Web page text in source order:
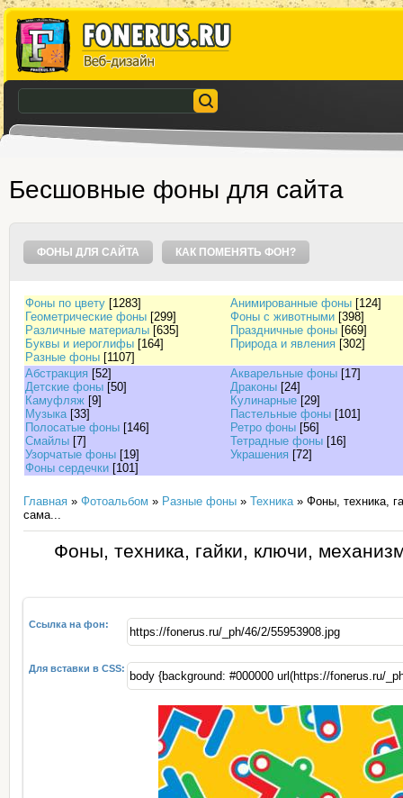
Бесшовные фоны для сайта
ФОНЫ ДЛЯ САЙТА КАК ПОМЕНЯТЬ ФОН?
Фоны по цвету [1283] Анимированные фоны [124]
Геометрические фоны [299] Фоны с животными [398]
Различные материалы [635] Праздничные фоны [669]
Буквы и иероглифы [164] Природа и явления [302]
Разные фоны [1107]
Абстракция [52] Акварельные фоны [17]
Детские фоны [50] Драконы [24]
Камуфляж [9] Кулинарные [29]
Музыка [33] Пастельные фоны [101]
Полосатые фоны [146] Ретро фоны [56]
Смайлы [7] Тетрадные фоны [16]
Узорчатые фоны [19] Украшения [72]
Фоны сердечки [101]
Главная » Фотоальбом » Разные фоны » Техника» Фоны, техника,
сама...
Фоны, техника, гайки, ключи,
Ссылка на фон:
Для вставки в CSS: